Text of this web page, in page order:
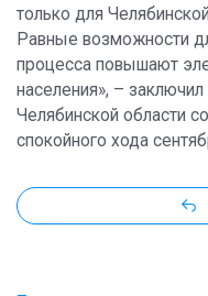
только для
Равные возможности
процесса повышают
населения», –
Челябинской области
спокойного хода